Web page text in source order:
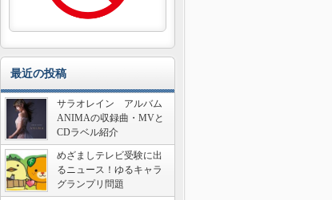
最近の投稿
サラオレイン アルバム
ANIMAの収録曲・MVと
CDラベル紹介
めざましテレビ受験に出
るニュース！ゆるキャラ
グランプリ問題